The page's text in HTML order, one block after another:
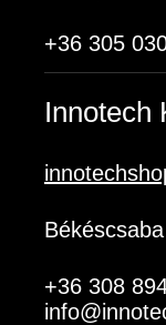
+36 305
Innotech
Békéscsaba
+36 308